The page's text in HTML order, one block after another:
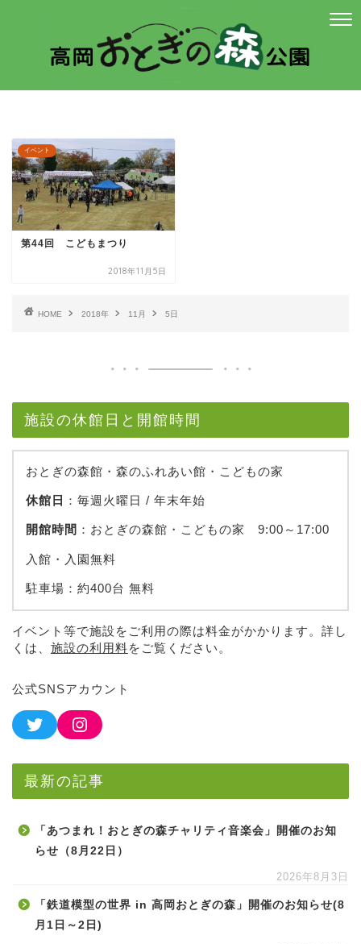
イベント
第44回 こどもまつり
2018年11月5日
HOME 2018年 11月 5日
施設の休館日と開館時間
おとぎの森館・森のふれあい館・こどもの家
休館日 ：毎週火曜日 / 年末年始
開館時間 ：おとぎの森館・こどもの家 9:00～17:00
入館・入園無料
駐車場：約400台 無料
イベント等で施設をご利用の際は料金がかかります。詳し
くは、 施設の利用料をご覧ください。
公式SNSアカウント
最新の記事
「あつまれ！おとぎの森チャリティ音楽会」開催のお知
らせ（8月22日）
2026年8月3日
「鉄道模型の世界 in 高岡おとぎの森」開催のお知らせ(8
月1日～2日)